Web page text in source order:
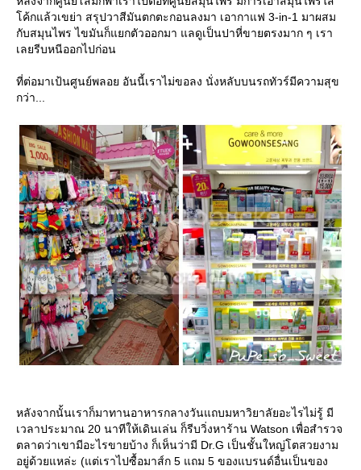
ค้กแล้วเขย่า สรุปวาสีมันตกตะกอนลงมา เอากาแฟ 3-in-1 มาผสม
กับสมุนไพร ไขมันก็แยกตัวออกมา แลดูเป็นปาหี่ขายตรงมาก ๆ เรา
เลยรีบหนีออกไปก่อน
ที่ต่อมาเป้นศูนย์พลอย อันนี้เราไม่ขอลง นั่งหลับบนรถทัวร์มีความสุข
กว่า...
หลังจากนั้นเราก็มาทานอาหารกลางวันแถบมหาวิยาลัยอะไรไม่รู้ มี
เวลาประมาณ 20 นาทีให้เดินเล่น ก็รีบวิ่งหาร้าน Watson เพื่อสำรวจ
ตลาดว่าเขามีอะไรขายบ้าง ก็เห็นว่ามี Dr.G เป็นชั้นใหญ่โตสวยงาม
อยู่ด้วยแหล่ะ (แต่เราไปซื้อมาส์ก 5 แถม 5 ของแบรนด์อื่นเป็นของ